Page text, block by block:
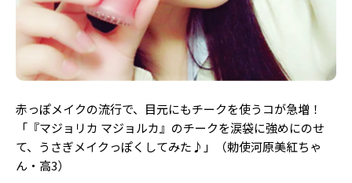
赤っぽメイクの流行で、目元にもチークを使うコが急増！
「『マジョリカ マジョルカ』のチークを涙袋に強めにのせ
て、うさぎメイクっぽくしてみた♪」（勅使河原美紅ちゃ
ん・高3）